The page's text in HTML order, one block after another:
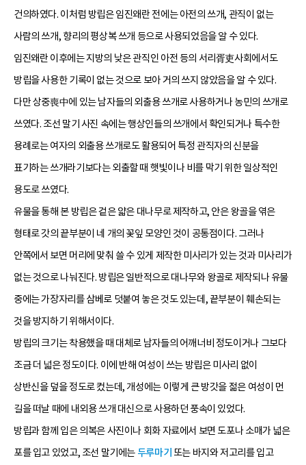
건의하였다. 이처럼 방립은 임진왜란 전에는 아전의 쓰개, 관직이 없는
사람의 쓰개, 향리의 평상복 쓰개 등으로 사용되었음을 알 수 있다.
임진왜란 이후에는 지방의 낮은 관직인 아전 등의 서리胥吏사회에서도
방립을 사용한 기록이 없는 것으로 보아 거의 쓰지 않았음을 알 수 있다.
다만 상중喪中에 있는 남자들의 외출용 쓰개로 사용하거나 농민의 쓰개로
쓰였다. 조선 말기 사진 속에는 행상인들의 쓰개에서 확인되거나 특수한
용례로는 여자의 외출용 쓰개로도 활용되어 특정 관직자의 신분을
표기하는 쓰개라기보다는 외출할 때 햇빛이나 비를 막기 위한 일상적인
용도로 쓰였다.
유물을 통해 본 방립은 겉은 얇은 대나무로 제작하고, 안은 왕골을 엮은
형태로 갓의 끝부분이 네 개의 꽃잎 모양인 것이 공통점이다. 그러나
안쪽에서 보면 머리에 맞춰 쓸 수 있게 제작한 미사리가 있는 것과 미사리가
없는 것으로 나눠진다. 방립은 일반적으로 대나무와 왕골로 제작되나 유물
중에는 가장자리를 삼베로 덧붙여 놓은 것도 있는데, 끝부분이 훼손되는
것을 방지하기 위해서이다.
방립의 크기는 착용했을 때 대체로 남자들의 어깨너비 정도이거나 그보다
조금 더 넓은 정도이다. 이에 반해 여성이 쓰는 방립은 미사리 없이
상반신을 덮을 정도로 컸는데, 개성에는 이렇게 큰 방갓을 젊은 여성이 먼
길을 떠날 때에 내외용 쓰개 대신으로 사용하던 풍속이 있었다.
방립과 함께 입은 의복은 사진이나 회화 자료에서 보면 도포나 소매가 넓은
포를 입고 있었고, 조선 말기에는 두루마기 또는 바지와 저고리를 입고